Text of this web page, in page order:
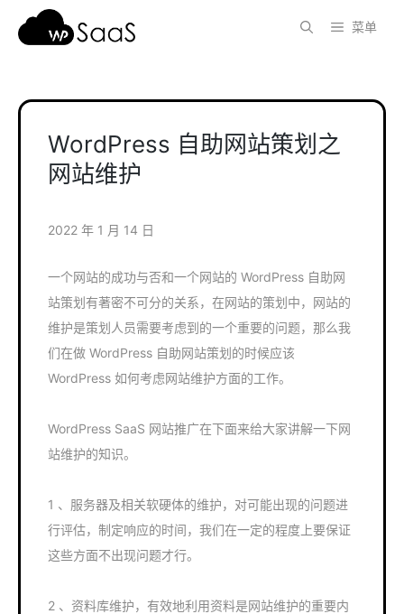
菜单
WordPress 自助网站策划之
网站维护
2022 年 1 月 14 日
一个网站的成功与否和一个网站的 WordPress 自助网
站策划有著密不可分的关系，在网站的策划中，网站的
维护是策划人员需要考虑到的一个重要的问题，那么我
们在做 WordPress 自助网站策划的时候应该
WordPress 如何考虑网站维护方面的工作。
WordPress SaaS 网站推广在下面来给大家讲解一下网
站维护的知识。
1 、服务器及相关软硬体的维护，对可能出现的问题进
行评估，制定响应的时间，我们在一定的程度上要保证
这些方面不出现问题才行。
2 、资料库维护，有效地利用资料是网站维护的重要内